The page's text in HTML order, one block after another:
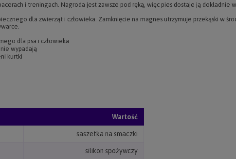
i treningach. Nagroda jest zawsze pod ręką, więc pies dostaje ją
dla zwierząt i człowieka. Zamknięcie na magnes utrzymuje przekąski w
dla psa i człowieka
wypadają
kurtki
Wartość
saszetka na smaczki
silikon spożywczy